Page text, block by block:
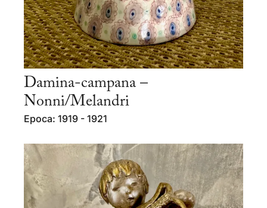
Damina-campana –
Nonni/Melandri
Epoca: 1919 - 1921